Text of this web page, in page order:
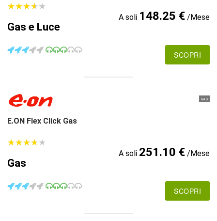
★★★★★
★★★★★
Gas e Luce
A soli 148.25 €/Mese
SCOPRI
GAS
E.ON Flex Click Gas
★★★★★
★★★★★
Gas
A soli 251.10 €/Mese
SCOPRI